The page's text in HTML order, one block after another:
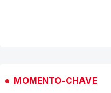
MOMENTO-CHAVE